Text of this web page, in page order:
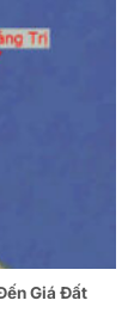
Giá Đất